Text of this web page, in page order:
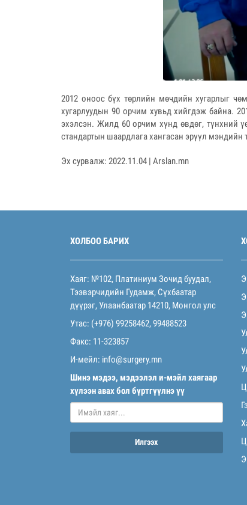
2012 оноос бүх төрлийн мөчдийн хугарлыг
хугарлуудын 90 орчим хувьд хийгдэж байна.
эхэлсэн. Жилд 60 орчим хүнд өвдөг, түнхний
стандартын шаардлага хангасан эрүүл
Эх сурвалж: 2022.11.04 | Arslan.mn
ХОЛБОО БАРИХ
Хаяг: №102, Платиниум Зочид буудал,
Тээвэрчидийн Гудамж, Сүхбаатар
дүүрэг, Улаанбаатар 14210, Монгол улс
Утас: (+976) 99258462, 99488523
Факс: 11-323857
И-мейл: info@surgery.mn
Шинэ мэдээ, мэдээлэл и-мэйл хаягаар
хүлээн авах бол бүртгүүлнэ үү
Илгээх